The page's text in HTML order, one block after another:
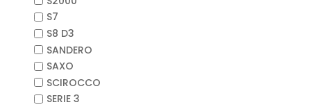
S7
S8 D3
SANDERO
SAXO
SCIROCCO
SERIE 3